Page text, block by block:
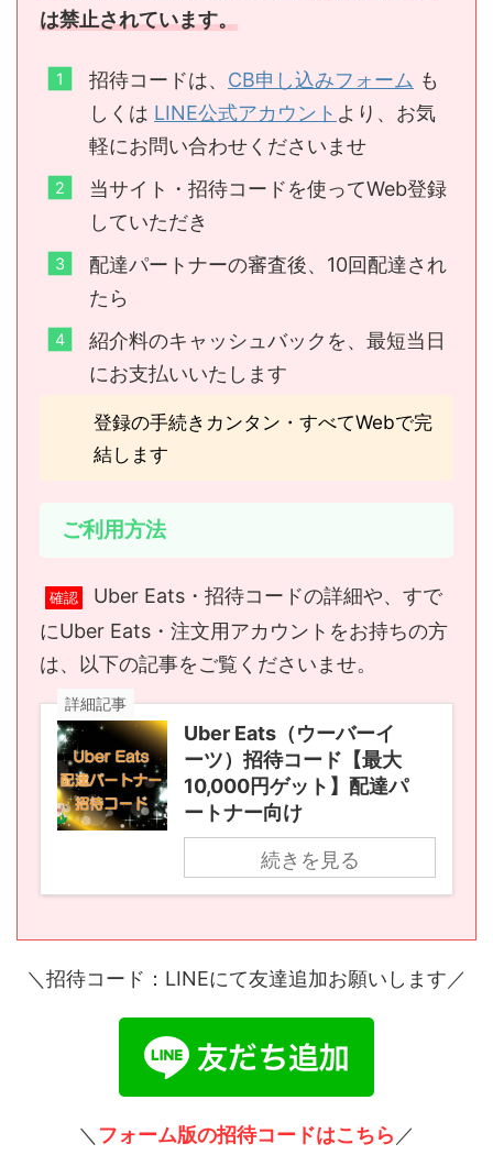
は禁止されています。
招待コードは、 CB申し込みフォーム も
しくは LINE公式アカウント より、お気
軽にお問い合わせくださいませ
当サイト・招待コードを使ってWeb登録
していただき
配達パートナーの審査後、10回配達され
たら
紹介料のキャッシュバックを、最短当日
にお支払いいたします
登録の手続きカンタン・すべてWebで完
結します
ご利用方法
確認
Uber Eats・招待コードの詳細や、すで
にUber Eats・注文用アカウントをお持ちの方
は、以下の記事をご覧くださいませ。
詳細記事
Uber Eats（ウーバーイ
ーツ）招待コード【最大
10,000円ゲット】配達パ
ートナー向け
続きを見る
＼招待コード：LINEにて友達追加お願いします／
＼ フォーム版の招待コードはこちら ／